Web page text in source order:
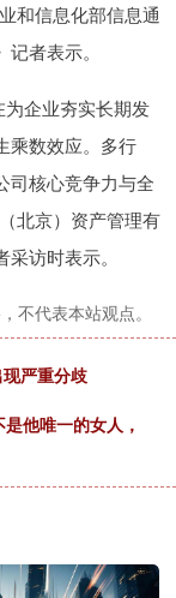
和信息化部信息通
者表示。
为企业夯实长期发
乘数效应。多行
司核心竞争力与全
北京）资产管理有
访时表示。
不代表本站观点。
严重分歧
他唯一的女人，